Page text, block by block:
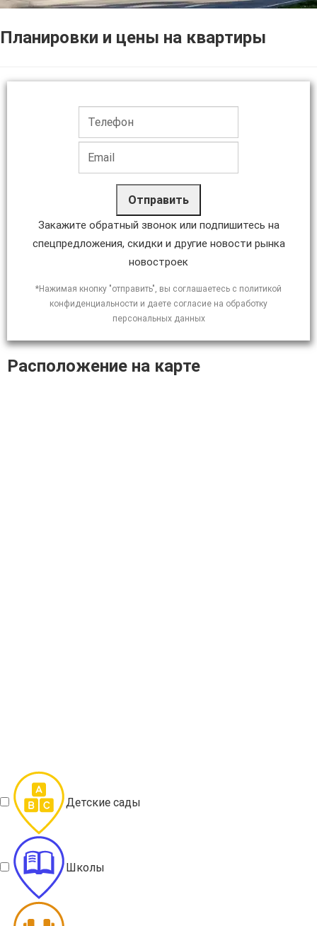
Планировки и цены на квартиры
Отправить
Закажите обратный звонок или подпишитесь на
спецпредложения, скидки и другие новости рынка
новостроек
*Нажимая кнопку "отправить", вы соглашаетесь с политикой
конфиденциальности и даете согласие на обработку
персональных данных
Расположение на карте
Детские сады
Школы